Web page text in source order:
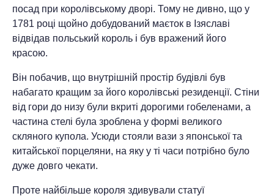
посад при королівському дворі. Тому не дивно, що у
1781 році щойно добудований маєток в Ізяславі
відвідав польський король і був вражений його
красою.
Він побачив, що внутрішній простір будівлі був
набагато кращим за його королівські резиденції. Стіни
від гори до низу були вкриті дорогими гобеленами, а
частина стелі була зроблена у формі великого
скляного купола. Усюди стояли вази з японської та
китайської порцеляни, на яку у ті часи потрібно було
дуже довго чекати.
Проте найбільше короля здивували статуї